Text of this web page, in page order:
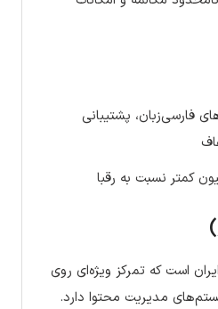
فارسی‌زبان، پشتیبانی
کمتر نسبت به رقبا
است که تمرکز ویژه‌ای روی
مدیریت محتوا دارد.